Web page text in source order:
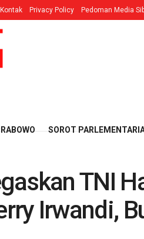
Kontak Privacy Policy Pedoman Media
SOROT
TNI
Irwandi,